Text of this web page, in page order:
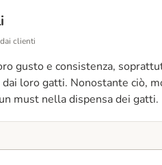
clienti
gusto e consistenza,
loro gatti. Nonostante
must nella dispensa dei gatti.